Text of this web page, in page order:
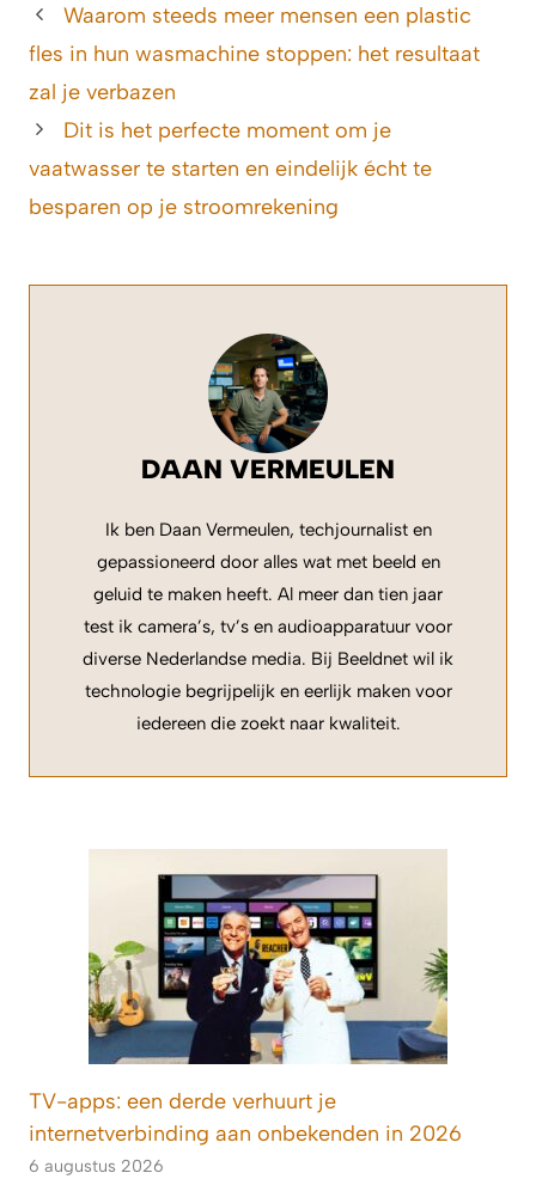
Waarom steeds meer mensen een plastic
fles in hun wasmachine stoppen: het resultaat
zal je verbazen
Dit is het perfecte moment om je
vaatwasser te starten en eindelijk écht te
besparen op je stroomrekening
DAAN VERMEULEN
Ik ben Daan Vermeulen, techjournalist en
gepassioneerd door alles wat met beeld en
geluid te maken heeft. Al meer dan tien jaar
test ik camera’s, tv’s en audioapparatuur voor
diverse Nederlandse media. Bij Beeldnet wil ik
technologie begrijpelijk en eerlijk maken voor
iedereen die zoekt naar kwaliteit.
TV-apps: een derde verhuurt je
internetverbinding aan onbekenden in 2026
6 augustus 2026